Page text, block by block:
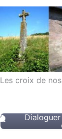
Les croix de